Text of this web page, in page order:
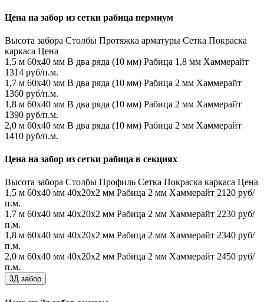
Цена на забор из сетки рабица пермиум
Высота забора Столбы Протяжка арматуры Сетка Покраска
каркаса Цена
1,5 м 60х40 мм В два ряда (10 мм) Рабица 1,8 мм Хаммерайт
1314 руб/п.м.
1,7 м 60х40 мм В два ряда (10 мм) Рабица 2 мм Хаммерайт
1360 руб/п.м.
1,8 м 60х40 мм В два ряда (10 мм) Рабица 2 мм Хаммерайт
1390 руб/п.м.
2,0 м 60х40 мм В два ряда (10 мм) Рабица 2 мм Хаммерайт
1410 руб/п.м.
Цена на забор из сетки рабица в секциях
Высота забора Столбы Профиль Сетка Покраска каркаса Цена
1,5 м 60х40 мм 40х20х2 мм Рабица 2 мм Хаммерайт 2120 руб/
п.м.
1,7 м 60х40 мм 40х20х2 мм Рабица 2 мм Хаммерайт 2230 руб/
п.м.
1,8 м 60х40 мм 40х20х2 мм Рабица 2 мм Хаммерайт 2340 руб/
п.м.
2,0 м 60х40 мм 40х20х2 мм Рабица 2 мм Хаммерайт 2450 руб/
п.м.
3Д забор